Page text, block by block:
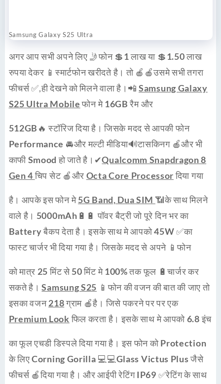
Samsung Galaxy S25 Ultra
अगर आप सभी अपने लिए 🤳फोन 💲1लाख या 💲1.50लाख
रुपया देकर 📱स्मार्टफोनखरीदते है। तो 🍎🍎उसमे सभी तगरा
फीचर्स✅,ही देखने को मिलने वाला है।📲Samsung Galaxy
S25 Ultra Mobileफोन मे16GBरैम और
512GB 🔥 स्टॉरिज दिया है। जिसके मदद से आपकी फोन
Performance 🚘और मल्टी मीडिया🔊टासकिनग 🍎और भी
काफीSmoodहो जाते है।✔Qualcomm Snapdragon 8
Gen 4चिप सेट 🍎और Octa Core Processorदिया गया
है। आपके इस फोन मे5G Band, Dua SIM 📶के साथ मिलने
वाले है। 5000mAh 🔋🔋 पॉवर बैट्री जो पूरे दिन भर का
Batteryबैकप देता है। इसके साथ मे आपको45W✅का
फास्ट चार्जर भी दिया गया है। जिसकेमददसे अपने 📱फोन
को मात्र 25मिंट से50मिंट मे100%तक फूल 🔋चार्जरकर
सकते है।Samsung S25 📱फोन की वजन की बात की जाए तो
इसका वजन218ग्राम 🍎है। जिसे पकरने पर पर एक
Premium Lookफिल करता है। इसके साथ मे आपको6.8इंच
का फूल एचडी डिस्पले दिया गया है। इस फोन कोProtection
के लिएCorning Gorilla 💻 💻Glass Victus Plusजैसे
फीचर्स 🍎दिया गया है। और आईपी रेटिंगIP69 ✅रेटिंग के साथ